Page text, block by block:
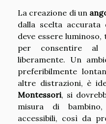
La creazione di un
dalla scelta accurata
deve essere
per consentire al
liberamente. Un
preferibilmente
altre distrazioni, è
Montessori, si
misura di
accessibili, così da